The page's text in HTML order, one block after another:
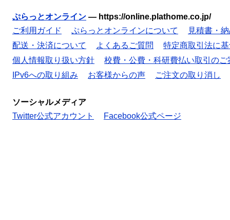
ぷらっとオンライン — https://online.plathome.co.jp/
ご利用ガイド
ぷらっとオンラインについて
見積書・
配送・決済について
よくあるご質問
特定商取引法に
個人情報取り扱い方針
校費・公費・科研費払い取引のご
IPv6への取り組み
お客様からの声 ご注文の取り消し
ソーシャルメディア
Twitter公式アカウント
Facebook公式ページ